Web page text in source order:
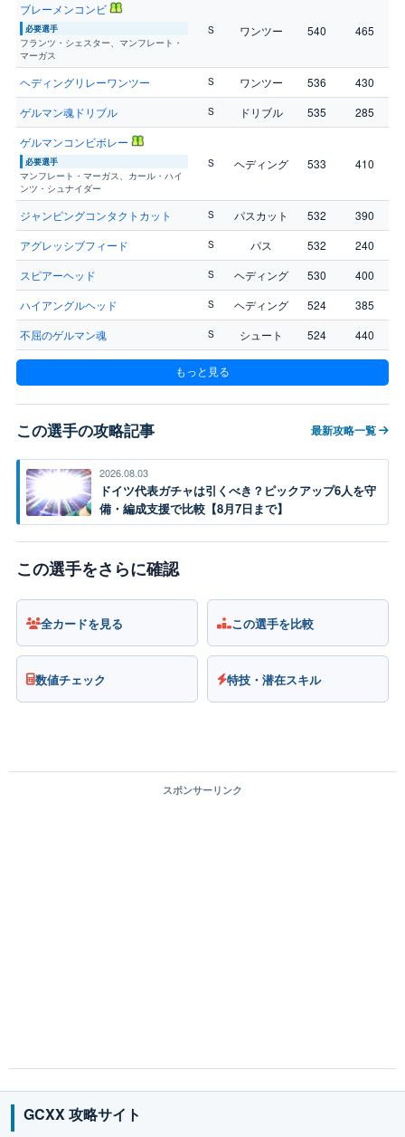
ブレーメンコンビ
必要選手
フランツ・シェスター、マンフレート・
マーガス
S ワンツー 540 465
ヘディングリレーワンツー S ワンツー 536
430
ゲルマン魂ドリブル
S ドリブル 535
285
ゲルマンコンビボレー
必要選手
マンフレート・マーガス、カール・ハイ
ンツ・シュナイダー
S ヘディング 533 410
ジャンピングコンタクトカット S パスカット 532
390
アグレッシブフィード
S パス 532
240
スピアーヘッド
S ヘディング 530
400
ハイアングルヘッド
S ヘディング 524
385
不屈のゲルマン魂
S シュート 524 440
もっと見る
この選手の攻略記事 最新攻略一覧
2026.08.03
ドイツ代表ガチャは引くべき？ピックアップ6人を守
備・編成支援で比較【8月7日まで】
この選手をさらに確認
全カードを見る この選手を比較
数値チェック 特技・潜在スキル
スポンサーリンク
GCXX 攻略サイト